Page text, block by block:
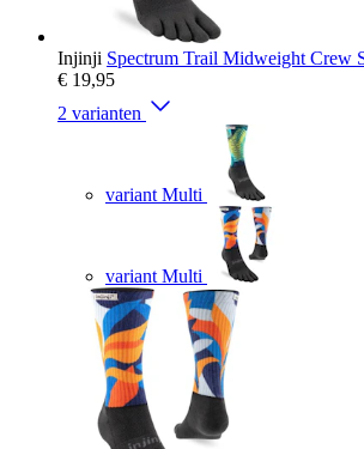
Injinji Spectrum Trail Midweight Crew
€ 19,95
2 varianten
variant Multi
variant Multi